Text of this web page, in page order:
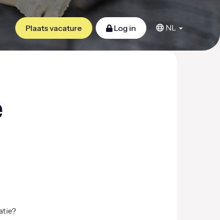
Plaats vacature Log in NL